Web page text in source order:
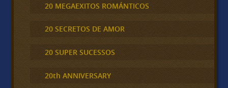
20 MEGAEXITOS ROMÁNTICOS
20 SECRETOS DE AMOR
20 SUPER SUCESSOS
20th ANNIVERSARY